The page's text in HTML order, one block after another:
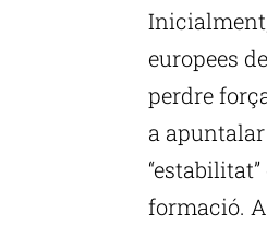
europees
perdre
a
formació.